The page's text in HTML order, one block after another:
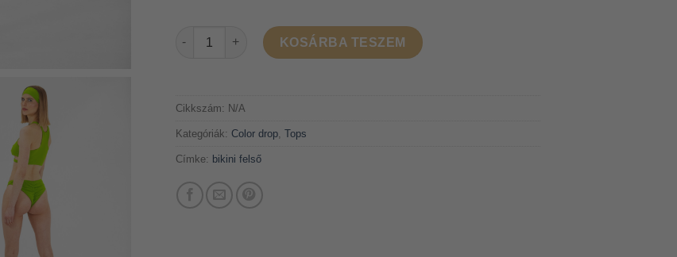
Panorama bikini felső - Lime mennyiség
KOSÁRBA TESZEM
Cikkszám: N/A
Kategóriák: Color drop, Tops
Címke: bikini felső